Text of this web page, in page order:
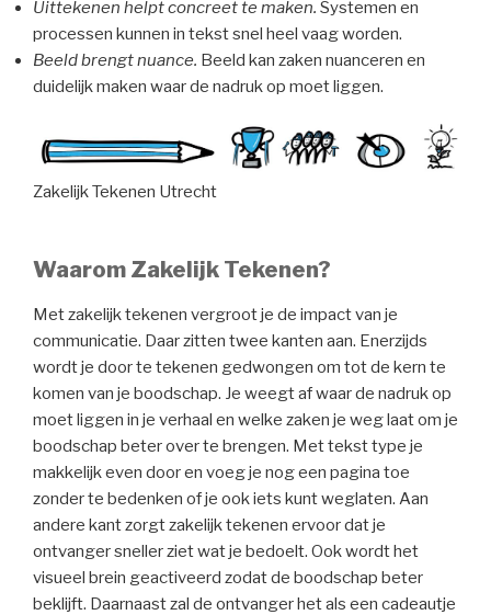
Uittekenen helpt concreet te maken. Systemen en
processen kunnen in tekst snel heel vaag worden.
Beeld brengt nuance. Beeld kan zaken nuanceren en
duidelijk maken waar de nadruk op moet liggen.
Zakelijk Tekenen Utrecht
Waarom Zakelijk Tekenen?
Met zakelijk tekenen vergroot je de impact van je
communicatie. Daar zitten twee kanten aan. Enerzijds
wordt je door te tekenen gedwongen om tot de kern te
komen van je boodschap. Je weegt af waar de nadruk op
moet liggen in je verhaal en welke zaken je weg laat om je
boodschap beter over te brengen. Met tekst type je
makkelijk even door en voeg je nog een pagina toe
zonder te bedenken of je ook iets kunt weglaten. Aan
andere kant zorgt zakelijk tekenen ervoor dat je
ontvanger sneller ziet wat je bedoelt. Ook wordt het
visueel brein geactiveerd zodat de boodschap beter
beklijft. Daarnaast zal de ontvanger het als een cadeautje